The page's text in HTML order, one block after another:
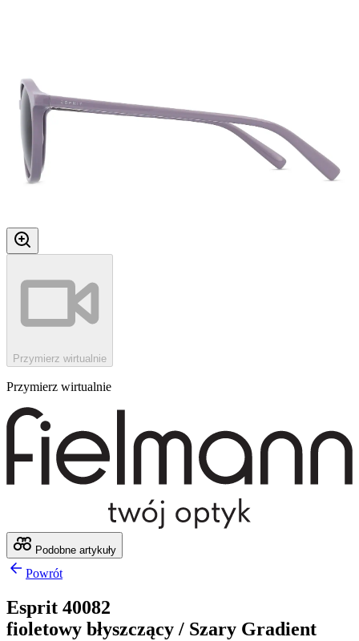
Przymierz wirtualnie
Przymierz wirtualnie
Podobne artykuły
Powrót
Esprit 40082
fioletowy błyszczący / Szary Gradient